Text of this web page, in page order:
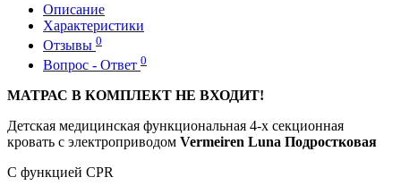
Описание
Характеристики
Отзывы 0
Вопрос - Ответ 0
МАТРАС В КОМПЛЕКТ НЕ ВХОДИТ!
Детская медицинская функциональная 4-х секционная
кровать с электроприводом Vermeiren Luna Подростковая
С функцией CPR